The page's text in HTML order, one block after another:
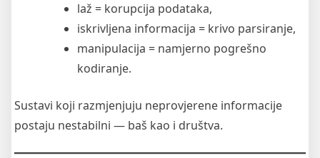
laž = korupcija podataka,
iskrivljena informacija = krivo parsiranje,
manipulacija = namjerno pogrešno
kodiranje.
Sustavi koji razmjenjuju neprovjerene informacije
postaju nestabilni — baš kao i društva.